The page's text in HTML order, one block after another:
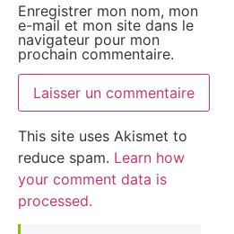
Enregistrer mon nom, mon
e-mail et mon site dans le
navigateur pour mon
prochain commentaire.
This site uses Akismet to
reduce spam. Learn how
your comment data is
processed.